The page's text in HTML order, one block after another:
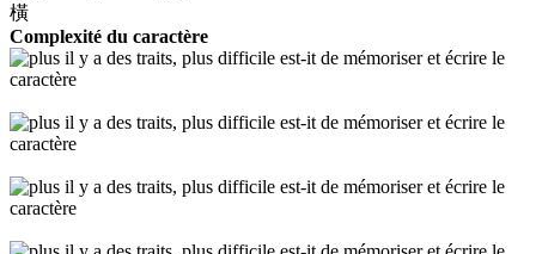
橫
Complexité du caractère